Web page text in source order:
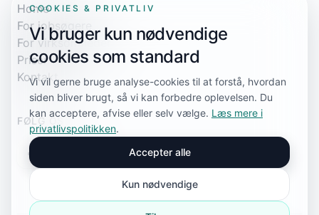
Home
For jobsøgere
For virksomheder
Priser
Kontakt
FØLG OS
COOKIES & PRIVATLIV
Vi bruger kun nødvendige
cookies som standard
Vi vil gerne bruge analyse-cookies til at forstå, hvordan
siden bliver brugt, så vi kan forbedre oplevelsen. Du
kan acceptere, afvise eller selv vælge. Læs mere i
privatlivspolitikken.
Accepter alle
Kun nødvendige